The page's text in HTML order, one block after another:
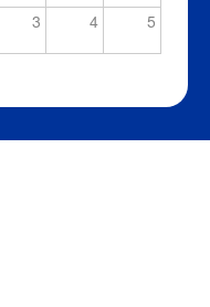
3 4 5